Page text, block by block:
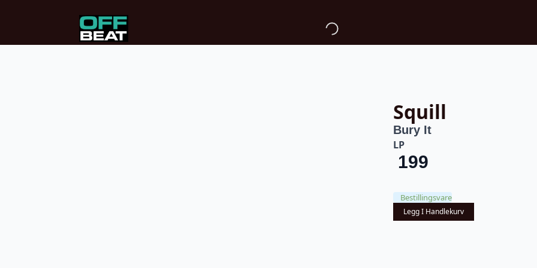
Squill
Bury It
LP
199
Bestillingsvare
Legg I Handlekurv